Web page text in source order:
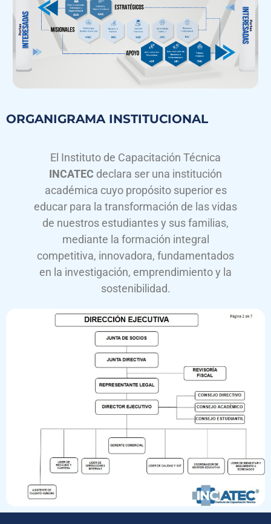
ORGANIGRAMA INSTITUCIONAL
El Instituto de Capacitación Técnica
INCATEC declara ser una institución
académica cuyo propósito superior es
educar para la transformación de las vidas
de nuestros estudiantes y sus familias,
mediante la formación integral
competitiva, innovadora, fundamentados
en la investigación, emprendimiento y la
sostenibilidad.